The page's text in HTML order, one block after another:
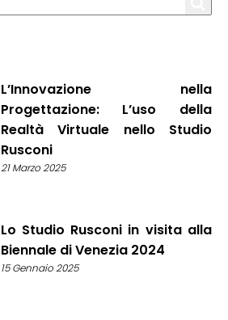
CONTATTI
L’Innovazione nella
Progettazione: L’uso della
Realtà Virtuale nello Studio
Rusconi
21 Marzo 2025
Lo Studio Rusconi in visita alla
Biennale di Venezia 2024
15 Gennaio 2025